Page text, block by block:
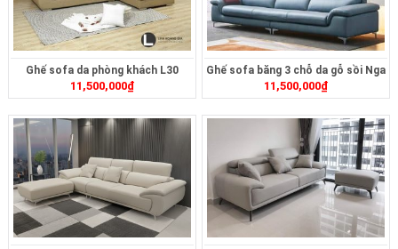
Ghế sofa da phòng khách L30
11,500,000₫
Ghế sofa băng 3 chỗ da gỗ sồi Nga
ZB42
11,500,000₫